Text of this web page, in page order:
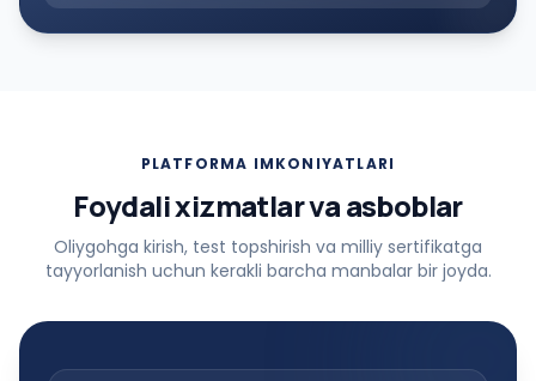
PLATFORMA IMKONIYATLARI
Foydali xizmatlar va asboblar
Oliygohga kirish, test topshirish va milliy sertifikatga
tayyorlanish uchun kerakli barcha manbalar bir joyda.